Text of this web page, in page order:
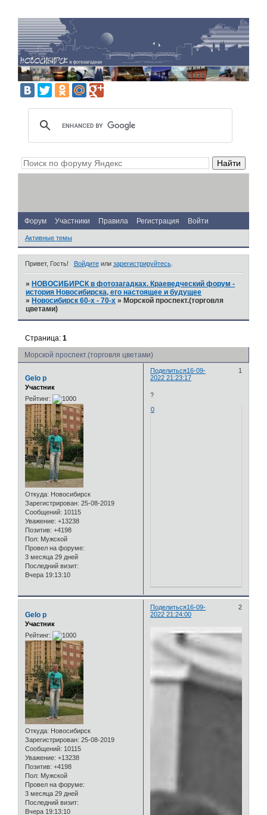
Форум Участники Правила Регистрация Войти
Активные темы
Привет, Гость! Войдитеили зарегистрируйтесь.
» НОВОСИБИРСК в фотозагадках. Краеведческий форум -
история Новосибирска, его настоящее и будущее
» Новосибирск 60-х - 70-х » Морской проспект.(торговля
цветами)
Морской проспект.(торговля цветами)
Страница:1
Поделиться 1
16-09-
2022 21:23:17
Gelo p
Участник
Рейтинг:
Откуда: Новосибирск
Зарегистрирован: 25-08-2019
Сообщений: 10115
Уважение: +13238
Позитив: +4198
Пол: Мужской
Провел на форуме:
3 месяца 29 дней
Последний визит:
Вчера 19:13:10
?
0
Поделиться 2
16-09-
2022 21:24:00
Gelo p
Участник
Рейтинг:
Откуда: Новосибирск
Зарегистрирован: 25-08-2019
Сообщений: 10115
Уважение: +13238
Позитив: +4198
Пол: Мужской
Провел на форуме:
3 месяца 29 дней
Последний визит:
Вчера 19:13:10